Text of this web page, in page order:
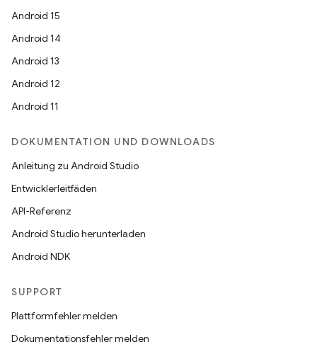
Android 15
Android 14
Android 13
Android 12
Android 11
DOKUMENTATION UND DOWNLOADS
Anleitung zu Android Studio
Entwicklerleitfäden
API-Referenz
Android Studio herunterladen
Android NDK
SUPPORT
Plattformfehler melden
Dokumentationsfehler melden